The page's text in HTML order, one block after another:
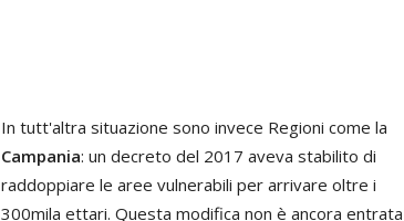
In tutt'altra situazione sono invece Regioni come la
Campania: un decreto del 2017 aveva stabilito di
raddoppiare le aree vulnerabili per arrivare oltre i
300mila ettari. Questa modifica non è ancora entrata